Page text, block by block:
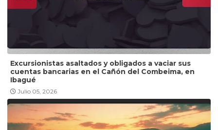
Excursionistas asaltados y obligados a vaciar sus
cuentas bancarias en el Cañón del Combeima, en
Ibagué
Julio 05, 2026